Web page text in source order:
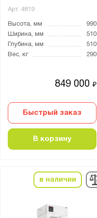
Арт. 4819
Высота, мм
990
Ширина, мм
510
Глубина, мм
510
Вес, кг
290
849 000₽
Быстрый заказ
В корзину
в наличии
СА
Феникс
Форт
ШБ